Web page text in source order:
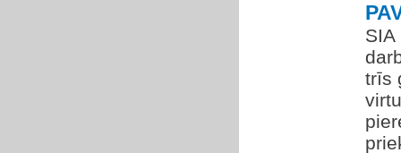
SIA
trīs